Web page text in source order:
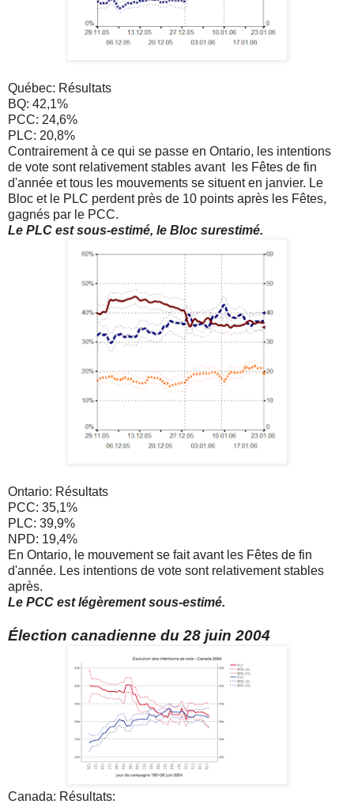
Québec: Résultats
BQ: 42,1%
PCC: 24,6%
PLC: 20,8%
Contrairement à ce qui se passe en Ontario, les intentions
de vote sont relativement stables avant les Fêtes de fin
d'année et tous les mouvements se situent en janvier. Le
Bloc et le PLC perdent près de 10 points après les Fêtes,
gagnés par le PCC.
Le PLC est sous-estimé, le Bloc surestimé.
Ontario: Résultats
PCC: 35,1%
PLC: 39,9%
NPD: 19,4%
En Ontario, le mouvement se fait avant les Fêtes de fin
d'année. Les intentions de vote sont relativement stables
après.
Le PCC est légèrement sous-estimé.
Élection canadienne du 28 juin 2004
Canada: Résultats: